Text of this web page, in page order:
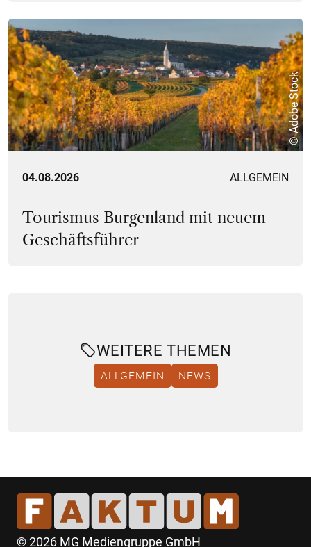
© Adobe Stock
04.08.2026 ALLGEMEIN
Tourismus Burgenland mit neuem
Geschäftsführer
WEITERE THEMEN
ALLGEMEIN NEWS
© 2026 MG Mediengruppe GmbH